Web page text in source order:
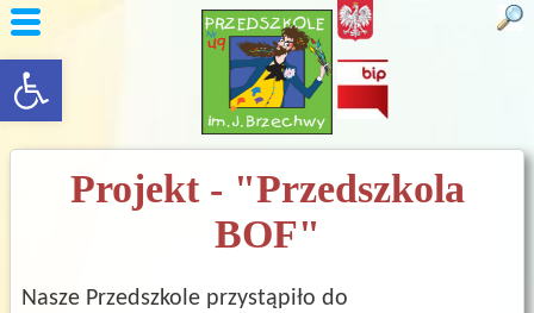
rozwiń/zwiń panel
Projekt - "Przedszkola
BOF"
Nasze Przedszkole przystąpiło do